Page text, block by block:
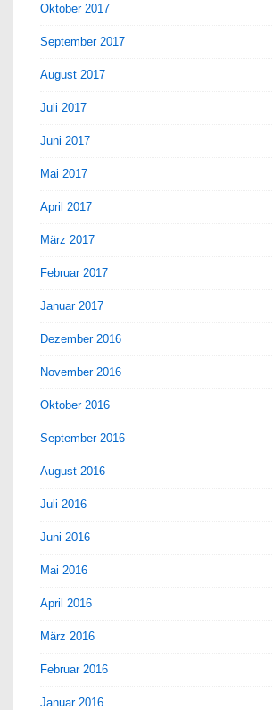
Oktober 2017
September 2017
August 2017
Juli 2017
Juni 2017
Mai 2017
April 2017
März 2017
Februar 2017
Januar 2017
Dezember 2016
November 2016
Oktober 2016
September 2016
August 2016
Juli 2016
Juni 2016
Mai 2016
April 2016
März 2016
Februar 2016
Januar 2016